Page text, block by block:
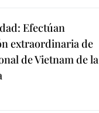
Efectúan
extraordinaria de
de Vietnam de la